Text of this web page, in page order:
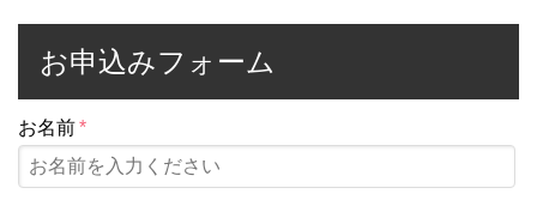
お申込みフォーム
お名前*